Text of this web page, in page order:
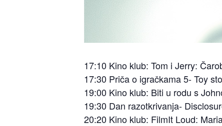
17:10 Kino klub: Tom i Jerry:
17:30 Priča o igračkama 5- Toy
19:00 Kino klub: Biti u rodu s
19:30 Dan razotkrivanja-
20:20 Kino klub: FilmIt Loud: